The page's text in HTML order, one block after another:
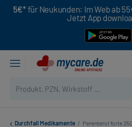
5€* für Neukunden: Im Web ab
Jetzt App
Durchfall Medikamente / Perenterol forte